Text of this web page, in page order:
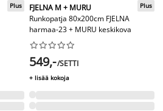
Plus
FJELNA M + MURU
Runkopatja 80x200cm FJELNA
harmaa-23 + MURU keskikova
Plus






549,-/SETTI
+ lisää kokoja